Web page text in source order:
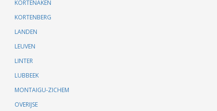
KORTENAKEN
KORTENBERG
LANDEN
LEUVEN
LINTER
LUBBEEK
MONTAIGU-ZICHEM
OVERIJSE